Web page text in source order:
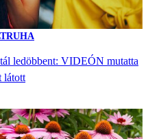
ledöbbent: VIDEÓN mutatta
látott